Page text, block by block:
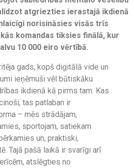
atgriezties ierastajā ikdienā
norisināsies visās trīs
komandas tiksies finālā, kur
10 000 eiro vērtībā.
gads, kopš digitālā vide un
ieņēmuši vēl būtiskāku
ikdienā kā pirms tam. Kas
tas patlaban ir
– mēs strādājam,
sportojam, satiekam
un, praktiski,
Tajā pašā laikā ir svarīgi arī
atslēgties no